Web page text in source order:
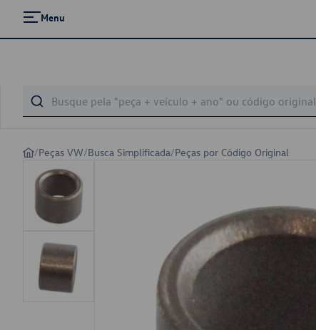
Menu
/Peças VW/Busca Simplificada/Peças por Código Original